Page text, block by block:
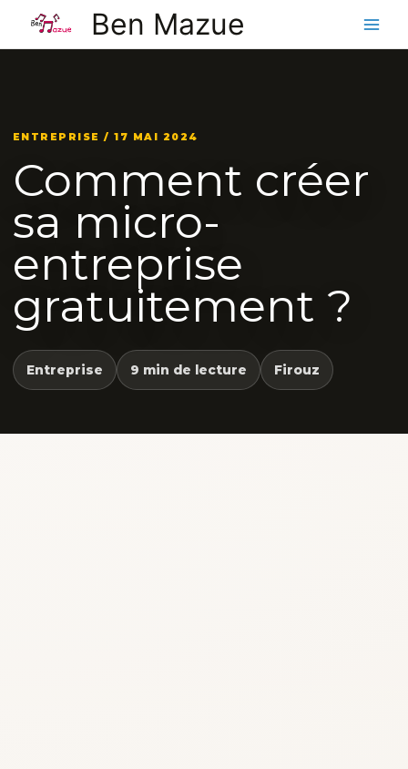
contenu
Ben Mazue
ENTREPRISE / 17 MAI 2024
Comment créer
sa micro-
entreprise
gratuitement ?
Entreprise 9 min de lecture Firouz